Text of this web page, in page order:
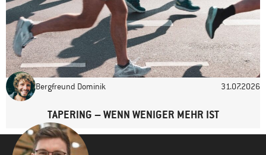
Bergfreund Dominik 31.07.2026
TAPERING – WENN WENIGER MEHR IST